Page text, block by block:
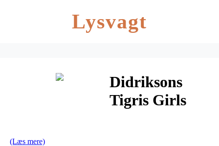
Lysvagt
Didriksons
Tigris Girls
(Læs mere)